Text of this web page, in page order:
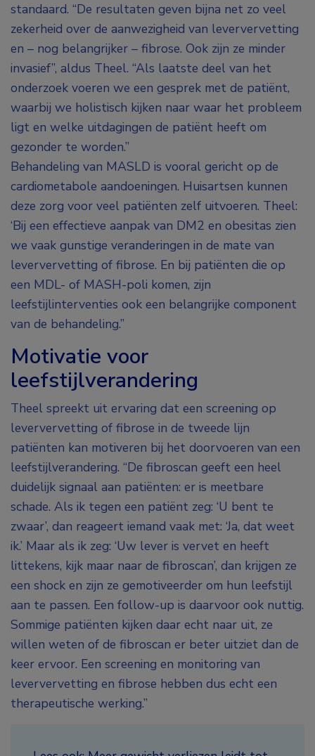
standaard. “De resultaten geven bijna net zo veel
zekerheid over de aanwezigheid van leververvetting
en – nog belangrijker – fibrose. Ook zijn ze minder
invasief”, aldus Theel. “Als laatste deel van het
onderzoek voeren we een gesprek met de patiënt,
waarbij we holistisch kijken naar waar het probleem
ligt en welke uitdagingen de patiënt heeft om
gezonder te worden.”
Behandeling van MASLD is vooral gericht op de
cardiometabole aandoeningen. Huisartsen kunnen
deze zorg voor veel patiënten zelf uitvoeren. Theel:
‘Bij een effectieve aanpak van DM2 en obesitas zien
we vaak gunstige veranderingen in de mate van
leververvetting of fibrose. En bij patiënten die op
een MDL- of MASH-poli komen, zijn
leefstijlinterventies ook een belangrijke component
van de behandeling.”
Motivatie voor
leefstijlverandering
Theel spreekt uit ervaring dat een screening op
leververvetting of fibrose in de tweede lijn
patiënten kan motiveren bij het doorvoeren van een
leefstijlverandering. “De fibroscan geeft een heel
duidelijk signaal aan patiënten: er is meetbare
schade. Als ik tegen een patiënt zeg: ‘U bent te
zwaar’, dan reageert iemand vaak met: ‘Ja, dat weet
ik.’ Maar als ik zeg: ‘Uw lever is vervet en heeft
littekens, kijk maar naar de fibroscan’, dan krijgen ze
een shock en zijn ze gemotiveerder om hun leefstijl
aan te passen. Een follow-up is daarvoor ook nuttig.
Sommige patiënten kijken daar echt naar uit, ze
willen weten of de fibroscan er beter uitziet dan de
keer ervoor. Een screening en monitoring van
leververvetting en fibrose hebben dus echt een
therapeutische werking.”